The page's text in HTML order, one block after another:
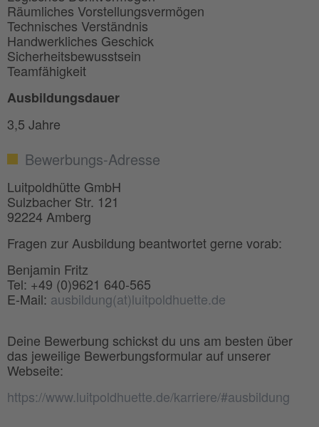
Räumliches Vorstellungsvermögen
Technisches Verständnis
Handwerkliches Geschick
Sicherheitsbewusstsein
Teamfähigkeit
Ausbildungsdauer
3,5 Jahre
Bewerbungs-Adresse
Luitpoldhütte GmbH
Sulzbacher Str. 121
92224 Amberg
Fragen zur Ausbildung beantwortet gerne vorab:
Benjamin Fritz
Tel: +49 (0)9621 640-565
E-Mail: ausbildung(at)luitpoldhuette.de
Deine Bewerbung schickst du uns am besten über
das jeweilige Bewerbungsformular auf unserer
Webseite:
https://www.luitpoldhuette.de/karriere/#ausbildung